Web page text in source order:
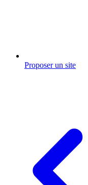
Proposer un site